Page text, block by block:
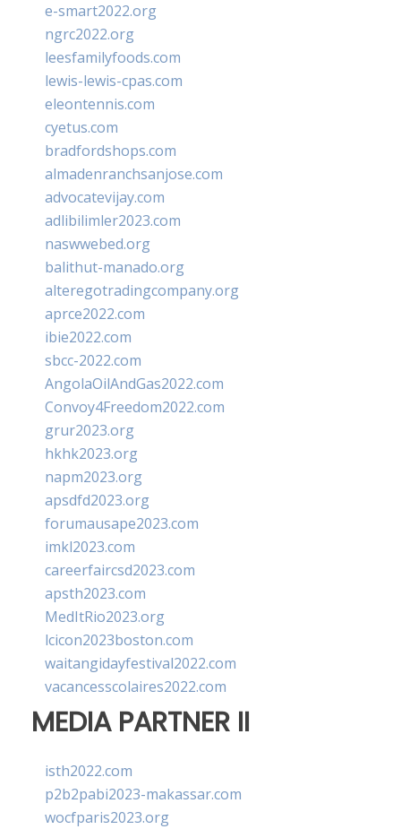
e-smart2022.org
ngrc2022.org
leesfamilyfoods.com
lewis-lewis-cpas.com
eleontennis.com
cyetus.com
bradfordshops.com
almadenranchsanjose.com
advocatevijay.com
adlibilimler2023.com
naswwebed.org
balithut-manado.org
alteregotradingcompany.org
aprce2022.com
ibie2022.com
sbcc-2022.com
AngolaOilAndGas2022.com
Convoy4Freedom2022.com
grur2023.org
hkhk2023.org
napm2023.org
apsdfd2023.org
forumausape2023.com
imkl2023.com
careerfaircsd2023.com
apsth2023.com
MedItRio2023.org
lcicon2023boston.com
waitangidayfestival2022.com
vacancesscolaires2022.com
MEDIA PARTNER II
isth2022.com
p2b2pabi2023-makassar.com
wocfparis2023.org